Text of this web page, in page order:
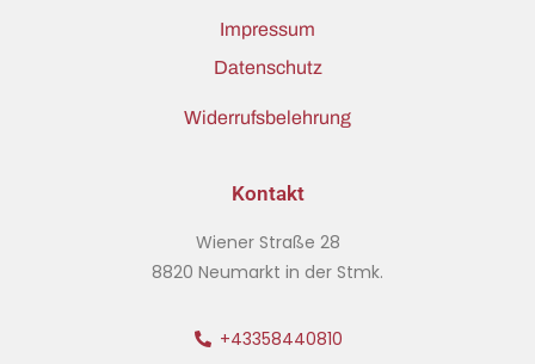
Impressum
Datenschutz
Widerrufsbelehrung
Kontakt
Wiener Straße 28
8820 Neumarkt in der Stmk.
+43358440810